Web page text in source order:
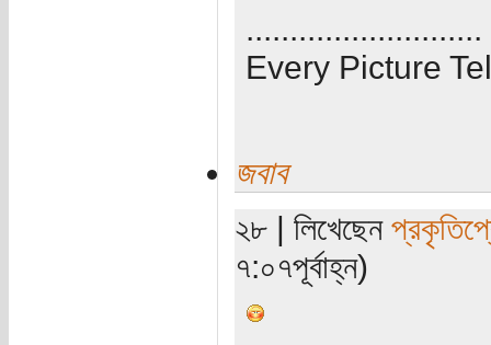
...........................
Every Picture
জবাব
২৮ | লিখেছেন
৭:০৭পূর্বাহ্ন)